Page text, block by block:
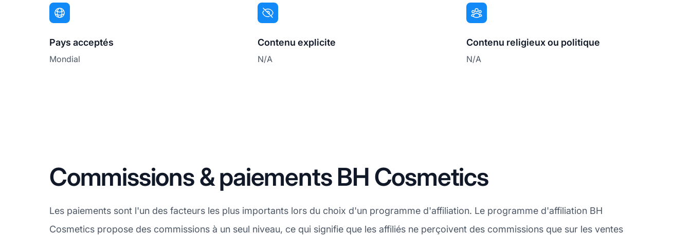
Pays acceptés
Mondial
Contenu explicite
N/A
Contenu religieux ou politique
N/A
Commissions & paiements BH Cosmetics
Les paiements sont l'un des facteurs les plus importants lors du choix d'un programme d'affiliation. Le programme d'affiliation BH
Cosmetics propose des commissions à un seul niveau, ce qui signifie que les affiliés ne perçoivent des commissions que sur les ventes